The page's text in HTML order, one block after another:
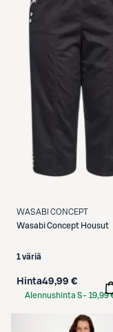
WASABI CONCEPT
Wasabi Concept Housut
1 väriä
Hinta49,99 €
Alennushinta S- 19,99